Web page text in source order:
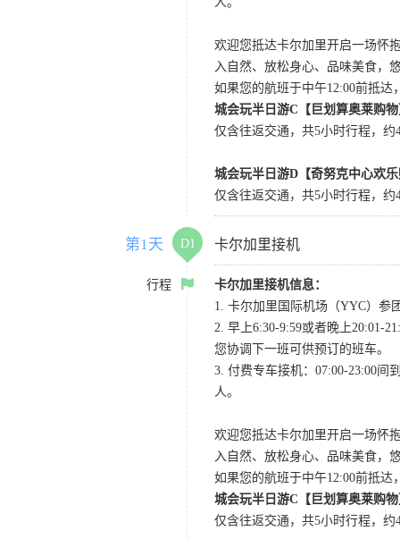
欢迎您抵达卡尔加里开启一场怀
入自然、放松身心、品味美食，
如果您的航班于中午12:00前抵
城会玩半日游C【巨划算奥莱购
仅含往返交通，共5小时行程，
城会玩半日游D【奇努克中心欢
仅含往返交通，共5小时行程，
第1天 D1 卡尔加里接机
行程
卡尔加里接机信息：
1. 卡尔加里国际机场（YYC）参
2. 早上6:30-9:59或者晚上20:01-
您协调下一班可供预订的班车。
3. 付费专车接机：07:00-23:00间
人。
欢迎您抵达卡尔加里开启一场怀
入自然、放松身心、品味美食，
如果您的航班于中午12:00前抵
城会玩半日游C【巨划算奥莱购
仅含往返交通，共5小时行程，